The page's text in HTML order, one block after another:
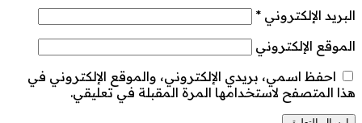
البريد الإلكتروني *
الموقع الإلكتروني
احفظ اسمي، بريدي الإلكتروني، والموقع الإلكتروني في
هذا المتصفح لاستخدامها المرة المقبلة في تعليقي.